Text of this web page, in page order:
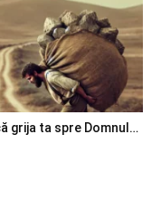
grija ta spre Domnul…